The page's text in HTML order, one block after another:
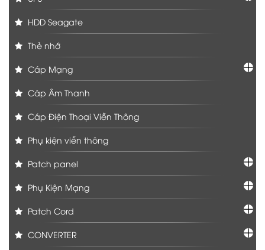
HDD Seagate
Thẻ nhớ
Cáp Mạng
Cáp Âm Thanh
Cáp Điện Thoại Viễn Thông
Phụ kiện viễn thông
Patch panel
Phụ Kiện Mạng
Patch Cord
CONVERTER